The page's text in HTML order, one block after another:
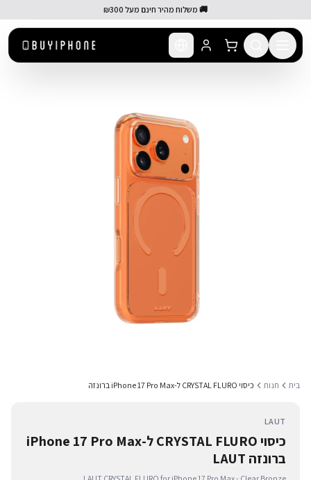
🚚 משלוח מהיר חינם מעל ₪300
בית חנות כיסוי CRYSTAL FLURO ל-iPhone 17 Pro Max ברונזה
LAUT
כיסוי CRYSTAL FLURO ל-iPhone 17 Pro Max
ברונזה LAUT